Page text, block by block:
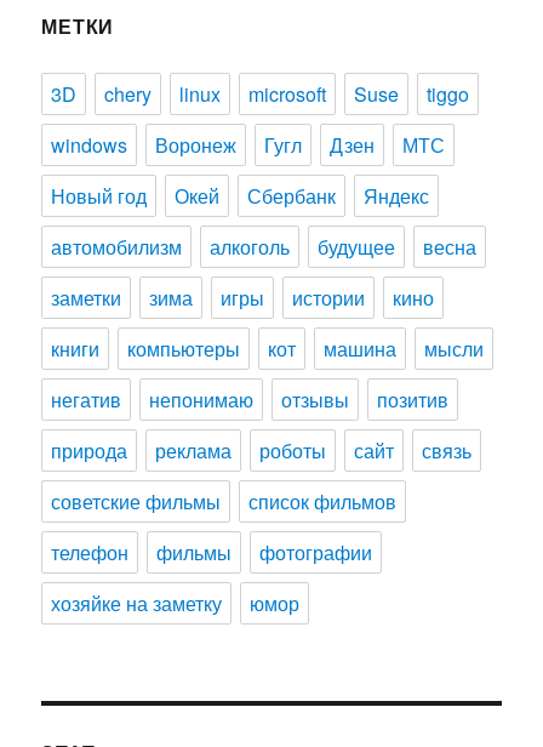
МЕТКИ
3D chery linux microsoft Suse
tiggo
windows
Воронеж Гугл Дзен
МТС
Новый год
Окей Сбербанк
Яндекс
автомобилизм
алкоголь будущее
весна
заметки
зима игры истории
кино
книги
компьютеры кот машина
мысли
негатив
непонимаю отзывы
позитив
природа
реклама роботы сайт
связь
советские фильмы
список фильмов
телефон
фильмы
фотографии
хозяйке на заметку
юмор